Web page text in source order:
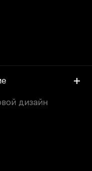
дизайн